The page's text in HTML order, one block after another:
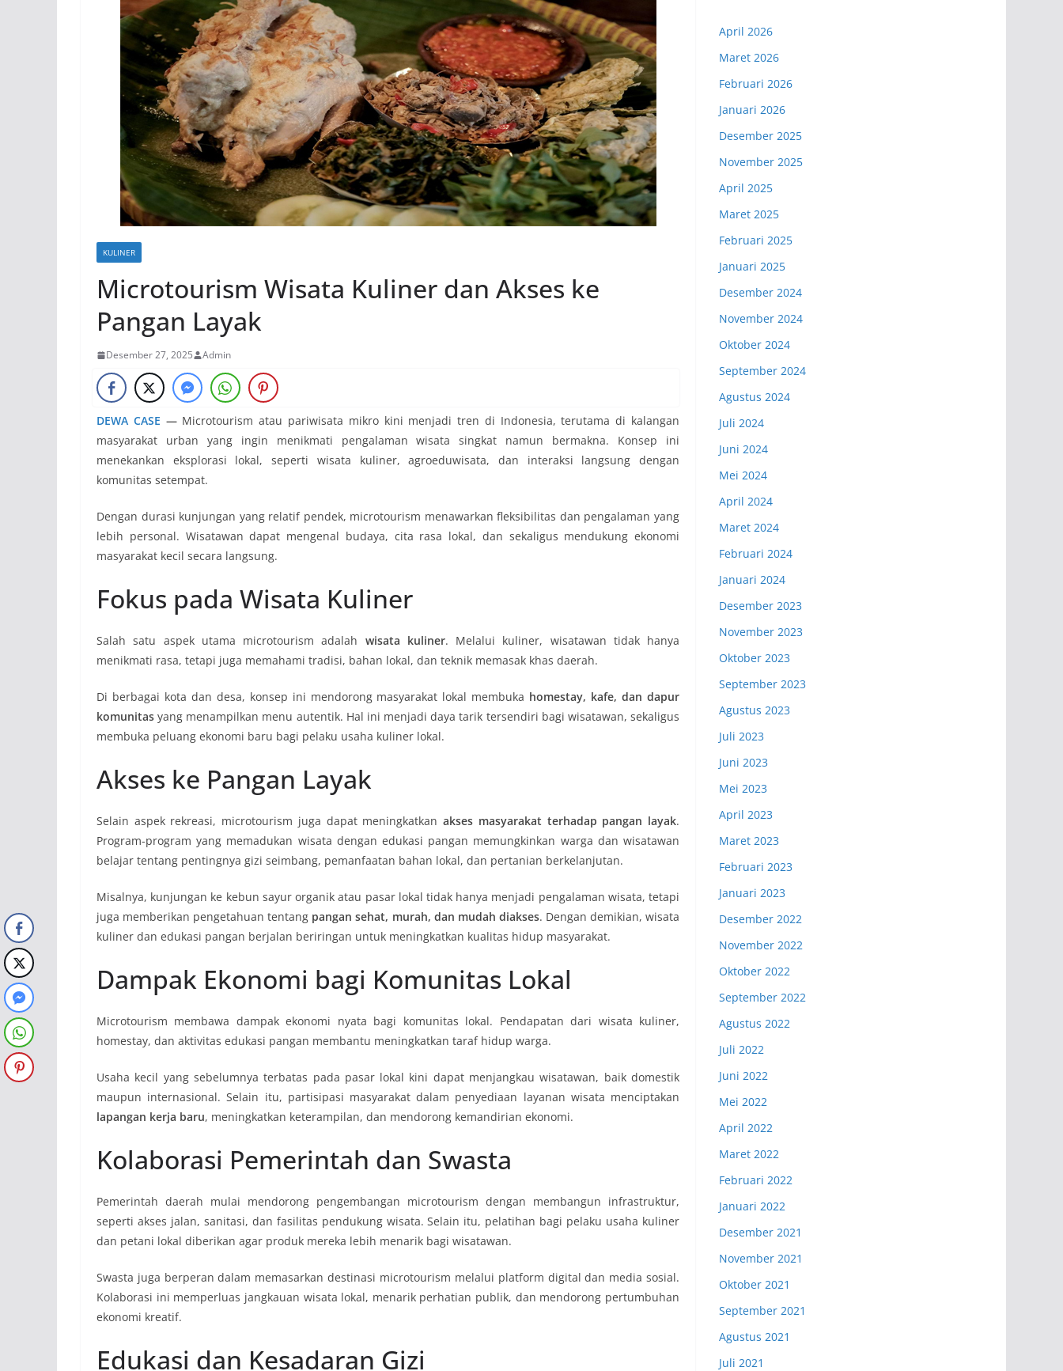
KULINER
Microtourism Wisata Kuliner dan Akses ke
Pangan Layak
Desember 27, 2025 Admin
DEWA CASE — Microtourism atau pariwisata mikro kini menjadi tren di Indonesia, terutama di kalangan
masyarakat urban yang ingin menikmati pengalaman wisata singkat namun bermakna. Konsep ini
menekankan eksplorasi lokal, seperti wisata kuliner, agroeduwisata, dan interaksi langsung dengan
komunitas setempat.
Dengan durasi kunjungan yang relatif pendek, microtourism menawarkan fleksibilitas dan pengalaman yang
lebih personal. Wisatawan dapat mengenal budaya, cita rasa lokal, dan sekaligus mendukung ekonomi
masyarakat kecil secara langsung.
Fokus pada Wisata Kuliner
Salah satu aspek utama microtourism adalah wisata kuliner. Melalui kuliner, wisatawan tidak hanya
menikmati rasa, tetapi juga memahami tradisi, bahan lokal, dan teknik memasak khas daerah.
Di berbagai kota dan desa, konsep ini mendorong masyarakat lokal membuka homestay, kafe, dan dapur
komunitas yang menampilkan menu autentik. Hal ini menjadi daya tarik tersendiri bagi wisatawan, sekaligus
membuka peluang ekonomi baru bagi pelaku usaha kuliner lokal.
Akses ke Pangan Layak
Selain aspek rekreasi, microtourism juga dapat meningkatkanakses masyarakat terhadap pangan layak.
Program-program yang memadukan wisata dengan edukasi pangan memungkinkan warga dan wisatawan
belajar tentang pentingnya gizi seimbang, pemanfaatan bahan lokal, dan pertanian berkelanjutan.
Misalnya, kunjungan ke kebun sayur organik atau pasar lokal tidak hanya menjadi pengalaman wisata, tetapi
juga memberikan pengetahuan tentang pangan sehat, murah, dan mudah diakses. Dengan demikian, wisata
kuliner dan edukasi pangan berjalan beriringan untuk meningkatkan kualitas hidup masyarakat.
Dampak Ekonomi bagi Komunitas Lokal
Microtourism membawa dampak ekonomi nyata bagi komunitas lokal. Pendapatan dari wisata kuliner,
homestay, dan aktivitas edukasi pangan membantu meningkatkan taraf hidup warga.
Usaha kecil yang sebelumnya terbatas pada pasar lokal kini dapat menjangkau wisatawan, baik domestik
maupun internasional. Selain itu, partisipasi masyarakat dalam penyediaan layanan wisata menciptakan
lapangan kerja baru, meningkatkan keterampilan, dan mendorong kemandirian ekonomi.
Kolaborasi Pemerintah dan Swasta
Pemerintah daerah mulai mendorong pengembangan microtourism dengan membangun infrastruktur,
seperti akses jalan, sanitasi, dan fasilitas pendukung wisata. Selain itu, pelatihan bagi pelaku usaha kuliner
dan petani lokal diberikan agar produk mereka lebih menarik bagi wisatawan.
Swasta juga berperan dalam memasarkan destinasi microtourism melalui platform digital dan media sosial.
Kolaborasi ini memperluas jangkauan wisata lokal, menarik perhatian publik, dan mendorong pertumbuhan
ekonomi kreatif.
Edukasi dan Kesadaran Gizi
April 2026
Maret 2026
Februari 2026
Januari 2026
Desember 2025
November 2025
April 2025
Maret 2025
Februari 2025
Januari 2025
Desember 2024
November 2024
Oktober 2024
September 2024
Agustus 2024
Juli 2024
Juni 2024
Mei 2024
April 2024
Maret 2024
Februari 2024
Januari 2024
Desember 2023
November 2023
Oktober 2023
September 2023
Agustus 2023
Juli 2023
Juni 2023
Mei 2023
April 2023
Maret 2023
Februari 2023
Januari 2023
Desember 2022
November 2022
Oktober 2022
September 2022
Agustus 2022
Juli 2022
Juni 2022
Mei 2022
April 2022
Maret 2022
Februari 2022
Januari 2022
Desember 2021
November 2021
Oktober 2021
September 2021
Agustus 2021
Juli 2021